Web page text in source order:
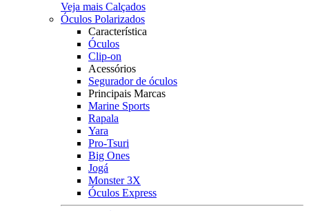
Veja mais Calçados
Óculos Polarizados
Característica
Óculos
Clip-on
Acessórios
Segurador de óculos
Principais Marcas
Marine Sports
Rapala
Yara
Pro-Tsuri
Big Ones
Jogá
Monster 3X
Óculos Express